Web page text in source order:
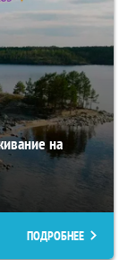
на
ПОДРОБНЕЕ